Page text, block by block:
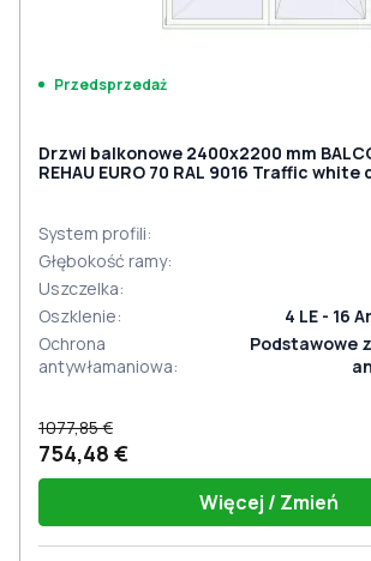
Przedsprzedaż
Drzwi balkonowe 2400x2200 mm
REHAU EURO 70 RAL 9016 Traffic
System profili:
Głębokość ramy:
Uszczelka:
Oszklenie:
4 LE - 16
Ochrona
antywłamaniowa:
Podstawowe
1077,85 €
754,48 €
Więcej / Zmień